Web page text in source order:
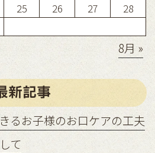
25 26 27
28
8月 »
新記事
るお子様のお口ケアの工夫
て